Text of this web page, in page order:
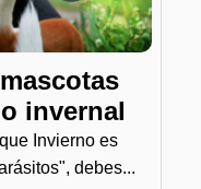
invernal
Invierno es
debes...